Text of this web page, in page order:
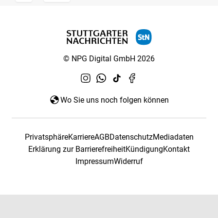
© NPG Digital GmbH 2026
Wo Sie uns noch folgen können
PrivatsphäreKarriereAGBDatenschutzMediadaten
Erklärung zur BarrierefreiheitKündigungKontakt
ImpressumWiderruf